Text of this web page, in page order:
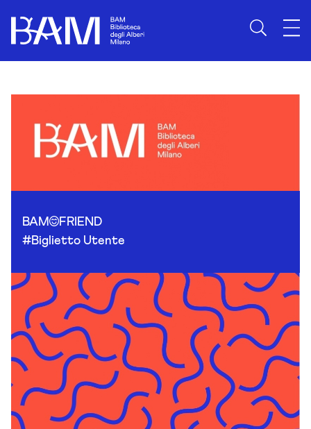
BAM
FRIEND
#Biglietto Utente